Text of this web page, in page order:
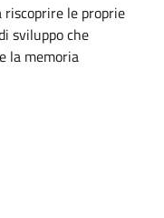
riscoprire le proprie
sviluppo che
la memoria